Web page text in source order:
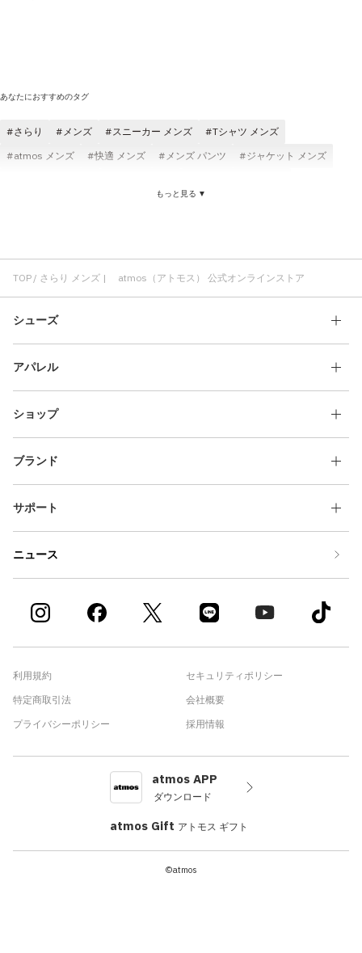
あなたにおすすめのタグ
さらり メンズ スニーカー メンズ
Tシャツ メンズ
atmos メンズ
快適 メンズ メンズ パンツ
ジャケット メンズ
もっと見る ▼
TOP さらり メンズ | atmos（アトモス） 公式オンラインストア
シューズ
アパレル
ショップ
ブランド
サポート
ニュース
利用規約
特定商取引法
プライバシーポリシー
セキュリティポリシー
会社概要
採用情報
atmos APP
ダウンロード
atmos Gift アトモス ギフト
©atmos